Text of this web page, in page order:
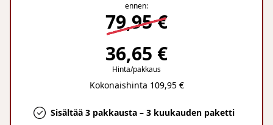
ennen:
79,95 €
36,65 €
Hinta/pakkaus
Kokonaishinta 109,95 €
Sisältää 3 pakkausta – 3 kuukauden paketti